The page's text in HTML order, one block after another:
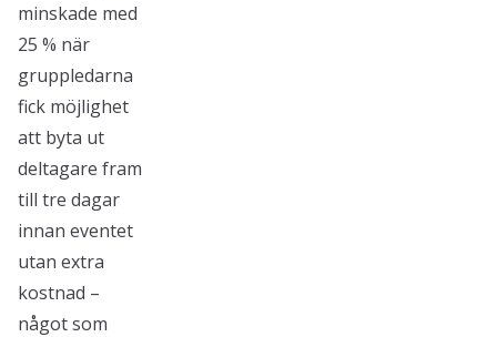
minskade med
25 % när
gruppledarna
fick möjlighet
att byta ut
deltagare fram
till tre dagar
innan eventet
utan extra
kostnad –
något som